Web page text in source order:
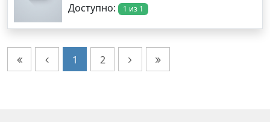
Доступно:
1 из 1
1 2